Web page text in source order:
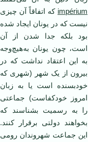
impérium که اتفاقاً آن چیزی
نیست که در یونان ایجاد شده
بود بلکه جدا شدن از آن
است، چون یونان به‌هیچ‌وجه
به این اعتقاد نداشت که در
بیرون از یک شهر (شهری که
خودبسنده است یا به زبان
امروز خودکفاست) جماعتی
را به رسمیت بشناسند که
بخواهند دولتی برقرار کنند.
این جماعت شهروندان رومی